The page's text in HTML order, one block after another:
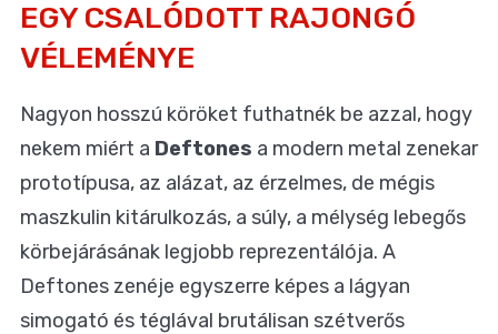
EGY CSALÓDOTT RAJONGÓ
VÉLEMÉNYE
Nagyon hosszú köröket futhatnék be azzal, hogy
nekem miért a Deftones a modern metal zenekar
prototípusa, az alázat, az érzelmes, de mégis
maszkulin kitárulkozás, a súly, a mélység lebegős
körbejárásának legjobb reprezentálója. A
Deftones zenéje egyszerre képes a lágyan
simogató és téglával brutálisan szétverős